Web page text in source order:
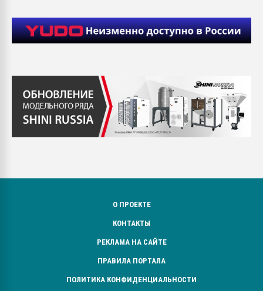
О ПРОЕКТЕ
КОНТАКТЫ
РЕКЛАМА НА САЙТЕ
ПРАВИЛА ПОРТАЛА
ПОЛИТИКА КОНФИДЕНЦИАЛЬНОСТИ